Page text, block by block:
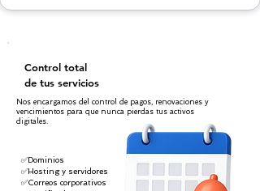
Control total
de tus servicios
Nos encargamos del control de pagos, renovaciones y
vencimientos para que nunca pierdas tus activos
digitales.
✅Dominios
✅Hosting y servidores
✅Correos corporativos